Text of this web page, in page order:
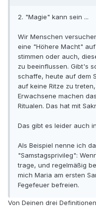
2. "Magie" kann sein ...
Wir Menschen
eine "Höhere Macht"
stimmen oder auch,
zu beeinflussen. Gibt's
schaffe, heute auf dem
auf keine Ritze zu
Erwachsene machen
Ritualen. Das hat mit
Das gibt es leider auch
Als Beispiel nenne ich
"Samstagsprivileg":
trage, und regelmäßig
mich Maria am ersten
Fegefeuer befreien.
Von Deinen drei